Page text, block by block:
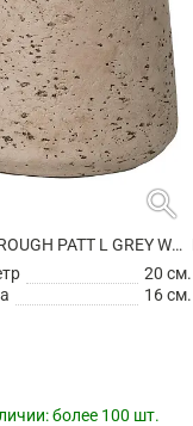
search
КАШПО ROUGH PATT L GREY WASHED
20 см.
16 см.
более 100 шт.